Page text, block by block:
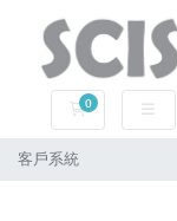
0
購物車
客戶系統